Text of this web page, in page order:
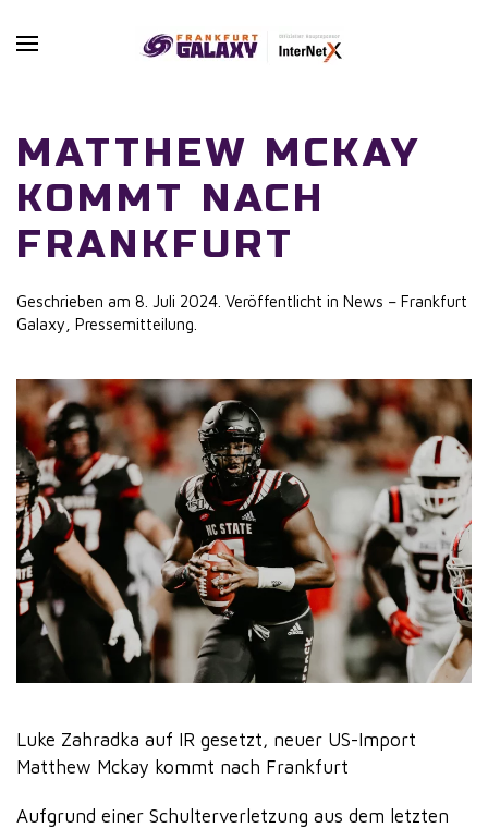
Skip to main content
MATTHEW MCKAY
KOMMT NACH
FRANKFURT
Geschrieben am 8. Juli 2024 . Veröffentlicht in News – Frankfurt
Galaxy Pressemitteilung
Luke Zahradka auf IR gesetzt, neuer US-Import
Matthew Mckay kommt nach Frankfurt
Aufgrund einer Schulterverletzung aus dem letzten